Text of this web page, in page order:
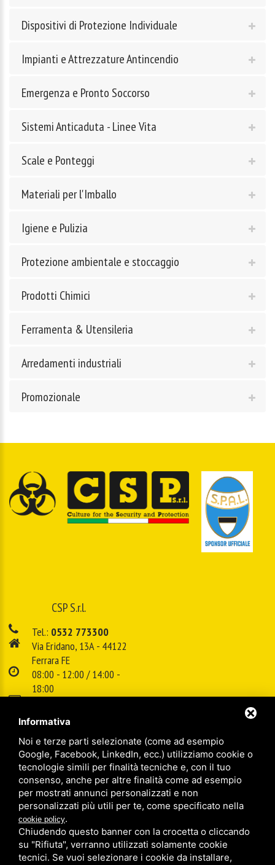
Dispositivi di Protezione Individuale
Impianti e Attrezzature Antincendio
Emergenza e Pronto Soccorso
Sistemi Anticaduta - Linee Vita
Scale e Ponteggi
Materiali per l'Imballo
Igiene e Pulizia
Protezione ambientale e stoccaggio
Prodotti Chimici
Ferramenta & Utensileria
Arredamenti industriali
Promozionale
CSP S.r.l.
Tel.: 0532 773300
Via Eridano, 13A - 44122
Ferrara FE
08:00 - 12:00 / 14:00 -
18:00
info@cspsrl.biz
Sitemap / Privacy policy/Legal
Informativa
Noi e terze parti selezionate (come ad esempio
Google, Facebook, LinkedIn, ecc.) utilizziamo cookie o
tecnologie simili per finalità tecniche e, con il tuo
consenso, anche per altre finalità come ad esempio
per mostrati annunci personalizzati e non
personalizzati più utili per te, come specificato nella
cookie policy.
Chiudendo questo banner con la crocetta o cliccando
su "Rifiuta", verranno utilizzati solamente cookie
tecnici. Se vuoi selezionare i cookie da installare,